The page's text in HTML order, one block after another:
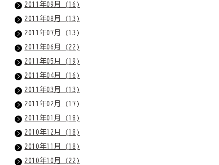
2011年09月 (16)
2011年08月 (13)
2011年07月 (13)
2011年06月 (22)
2011年05月 (19)
2011年04月 (16)
2011年03月 (13)
2011年02月 (17)
2011年01月 (18)
2010年12月 (18)
2010年11月 (18)
2010年10月 (22)